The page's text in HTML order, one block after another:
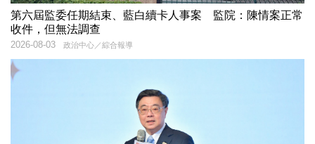
第六屆監委任期結束、藍白續卡人事案 監院：陳情案正常
收件，但無法調查
政治中心／綜合報導
2026-08-03